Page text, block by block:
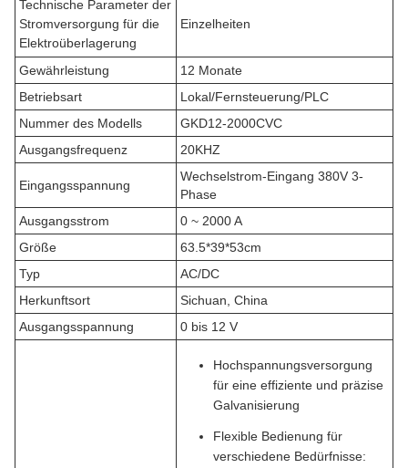
Technische Parameter der
Stromversorgung für die
Elektroüberlagerung
Einzelheiten
Gewährleistung
12 Monate
Betriebsart
Lokal/Fernsteuerung/PLC
Nummer des Modells
GKD12-2000CVC
Ausgangsfrequenz
20KHZ
Eingangsspannung
Wechselstrom-Eingang 380V 3-
Phase
Ausgangsstrom
0 ~ 2000 A
Größe
63.5*39*53cm
Typ
AC/DC
Herkunftsort
Sichuan, China
Ausgangsspannung
0 bis 12 V
Hochspannungsversorgung
für eine effiziente und präzise
Galvanisierung
Flexible Bedienung für
verschiedene Bedürfnisse: